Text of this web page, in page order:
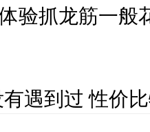
验抓龙筋一般
遇到过 性价